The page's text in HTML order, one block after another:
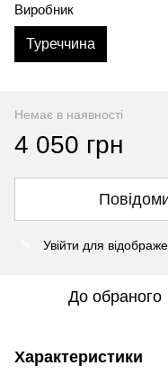
Виробник
Туреччина
Немає в наявності
4 050 грн
Увійти для
До обраного
Характеристики